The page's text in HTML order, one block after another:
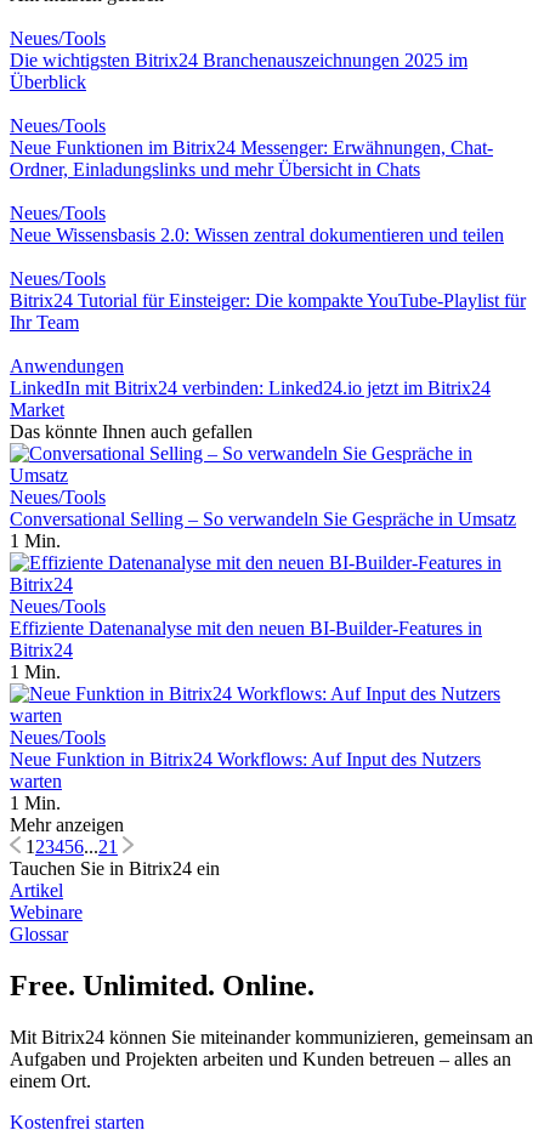
Neues/Tools
Die wichtigsten Bitrix24 Branchenauszeichnungen 2025 im
Überblick
Neues/Tools
Neue Funktionen im Bitrix24 Messenger: Erwähnungen, Chat-
Ordner, Einladungslinks und mehr Übersicht in Chats
Neues/Tools
Neue Wissensbasis 2.0: Wissen zentral dokumentieren und teilen
Neues/Tools
Bitrix24 Tutorial für Einsteiger: Die kompakte YouTube-Playlist für
Ihr Team
Anwendungen
LinkedIn mit Bitrix24 verbinden: Linked24.io jetzt im Bitrix24
Market
Das könnte Ihnen auch gefallen
Neues/Tools
Conversational Selling – So verwandeln Sie Gespräche in Umsatz
1 Min.
Neues/Tools
Effiziente Datenanalyse mit den neuen BI-Builder-Features in
Bitrix24
1 Min.
Neues/Tools
Neue Funktion in Bitrix24 Workflows: Auf Input des Nutzers
warten
1 Min.
Mehr anzeigen
123456...21
Tauchen Sie in Bitrix24 ein
Artikel
Webinare
Glossar
Free. Unlimited. Online.
Mit Bitrix24 können Sie miteinander kommunizieren, gemeinsam an
Aufgaben und Projekten arbeiten und Kunden betreuen – alles an
einem Ort.
Kostenfrei starten